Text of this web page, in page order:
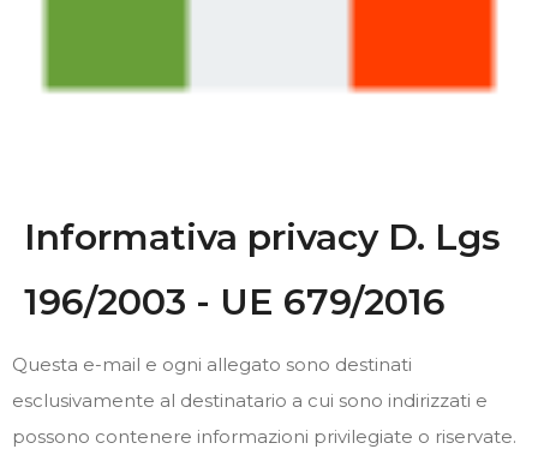
Informativa privacy D. Lgs
196/2003 - UE 679/2016
Questa e-mail e ogni allegato sono destinati
esclusivamente al destinatario a cui sono indirizzati e
possono contenere informazioni privilegiate o riservate.